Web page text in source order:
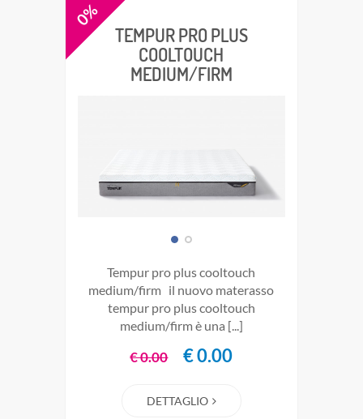
0%
TEMPUR PRO PLUS
COOLTOUCH
MEDIUM/FIRM
tempur pro plus cooltouch
medium/firm il nuovo materasso
tempur pro plus cooltouch
medium/firm è una [...]
€ 0.00 € 0.00
DETTAGLIO